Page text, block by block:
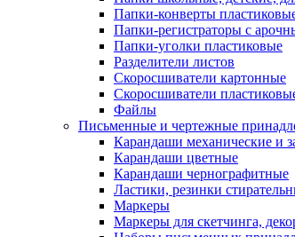
Папки-конверты
Папки-регистраторы с
Папки-уголки пластиковые
Разделители листов
Скоросшиватели картонные
Скоросшиватели
Файлы
Письменные и чертежные
Карандаши механические и
Карандаши цветные
Карандаши чернографитные
Ластики, резинки
Маркеры
Маркеры для скетчинга,